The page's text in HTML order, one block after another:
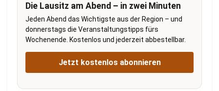
Die Lausitz am Abend – in zwei Minuten
Jeden Abend das Wichtigste aus der Region – und
donnerstags die Veranstaltungstipps fürs
Wochenende. Kostenlos und jederzeit abbestellbar.
Jetzt kostenlos abonnieren